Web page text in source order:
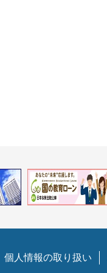
個人情報の取り扱い